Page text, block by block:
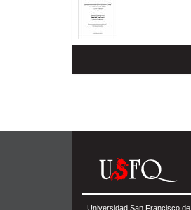
Universidad San Francisco de